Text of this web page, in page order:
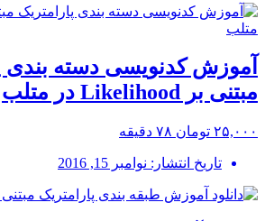
آموزش کدنویسی دسته بندی
مبتنی بر Likelihood در متلب
۲۵,۰۰۰ تومان ۷۸ دقیقه
تاریخ انتشار: نوامبر 15, 2016